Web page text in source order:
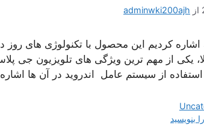
از adminwki200ajh
اشاره کردیم این محصول با تکنولوژی های
یکی از مهم ترین ویژگی های تلویزیون جی
از سیستم عامل اندروید در آن ها
بنویسید